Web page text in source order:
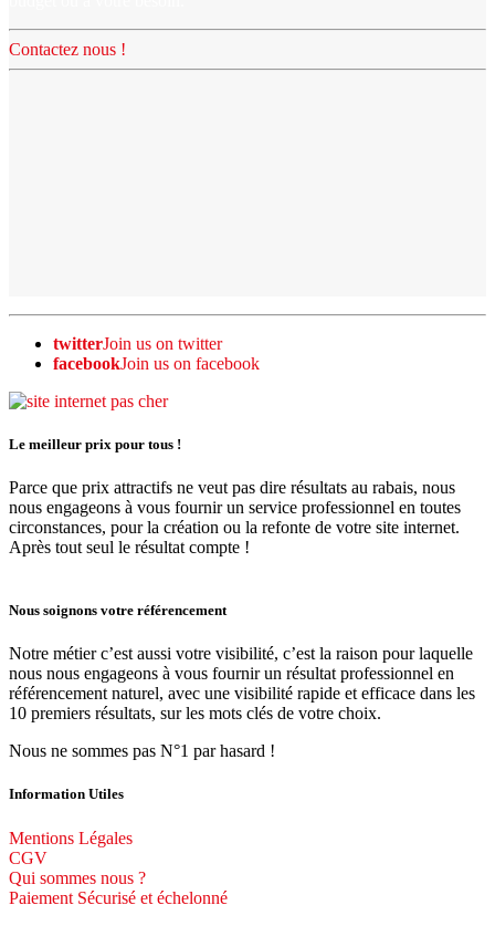
Contactez nous !
twitterJoin us on twitter
facebookJoin us on facebook
Le meilleur prix pour tous !
Parce que prix attractifs ne veut pas dire résultats au rabais, nous
nous engageons à vous fournir un service professionnel en toutes
circonstances, pour la création ou la refonte de votre site internet.
Après tout seul le résultat compte !
Nous soignons votre référencement
Notre métier c’est aussi votre visibilité, c’est la raison pour laquelle
nous nous engageons à vous fournir un résultat professionnel en
référencement naturel, avec une visibilité rapide et efficace dans les
10 premiers résultats, sur les mots clés de votre choix.
Nous ne sommes pas N°1 par hasard !
Information Utiles
Mentions Légales
CGV
Qui sommes nous ?
Paiement Sécurisé et échelonné